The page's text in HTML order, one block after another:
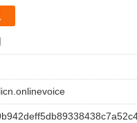
包更新频繁，开发团队会
动，及时加入最新的语音
声音，保持对游戏的热情。
洁明了，用户界面友好，
是新手还是资深玩家，都
角色语音。